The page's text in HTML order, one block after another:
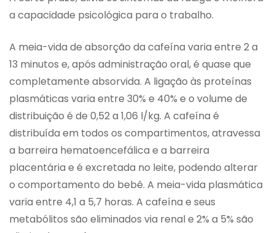
a capacidade psicológica para o trabalho.
A meia-vida de absorção da cafeína varia entre 2 a
13 minutos e, após administração oral, é quase que
completamente absorvida. A ligação às proteínas
plasmáticas varia entre 30% e 40% e o volume de
distribuição é de 0,52 a 1,06 l/kg. A cafeína é
distribuída em todos os compartimentos, atravessa
a barreira hematoencefálica e a barreira
placentária e é excretada no leite, podendo alterar
o comportamento do bebê. A meia-vida plasmática
varia entre 4,1 a 5,7 horas. A cafeína e seus
metabólitos são eliminados via renal e 2% a 5% são